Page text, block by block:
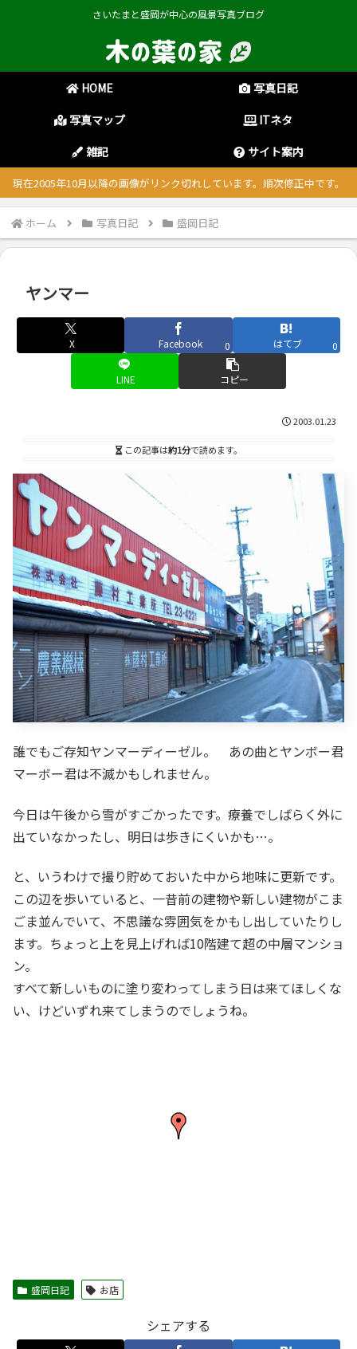
さいたまと盛岡が中心の風景写真ブログ
HOME
写真日記
写真マップ
ITネタ
雑記
サイト案内
現在2005年10月以降の画像がリンク切れしています。順次修正中です。
ホーム 写真日記 盛岡日記
ヤンマー
X Facebook 0 はてブ 0
LINE コピー
2003.01.23
この記事は約1分で読めます。
誰でもご存知ヤンマーディーゼル。 あの曲とヤンボー君
マーボー君は不滅かもしれません。
今日は午後から雪がすごかったです。療養でしばらく外に
出ていなかったし、明日は歩きにくいかも…。
と、いうわけで撮り貯めておいた中から地味に更新です。
この辺を歩いていると、一昔前の建物や新しい建物がこま
ごま並んでいて、不思議な雰囲気をかもし出していたりし
ます。ちょっと上を見上げれば10階建て超の中層マンショ
ン。
すべて新しいものに塗り変わってしまう日は来てほしくな
い、けどいずれ来てしまうのでしょうね。
盛岡日記 お店
シェアする